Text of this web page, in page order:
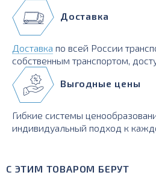
Доставка
Доставка по всей России
собственным транспортом,
Выгодные цены
Гибкие системы
индивидуальный подход к
С ЭТИМ ТОВАРОМ БЕРУТ